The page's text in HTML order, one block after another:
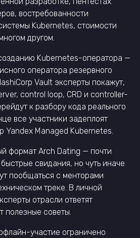
востребованности
Kubernetes, стоимости
другом.
Kubernetes-оператора —
оператора резервного
Vault эксперты покажут,
control loop, CRD и controller-
к разбору кода реального
все участники задеплоят
Yandex Managed Kubernetes.
формат Arch Dating — почти
свидания, но чуть иначе
пообщаться с менторами
треке. В личной
отрасли ответят
полезные советы.
участие ограничено